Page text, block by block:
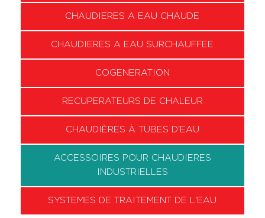
CHAUDIERES A EAU CHAUDE
CHAUDIERES A EAU SURCHAUFFEE
COGENERATION
RECUPERATEURS DE CHALEUR
CHAUDIÈRES À TUBES D'EAU
ACCESSOIRES POUR CHAUDIERES
INDUSTRIELLES
SYSTEMES DE TRAITEMENT DE L'EAU